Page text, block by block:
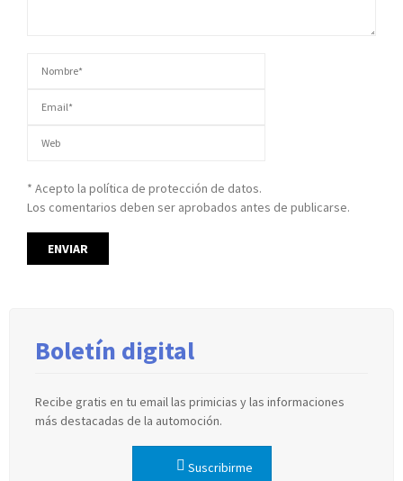
* Acepto la política de protección de datos.
Los comentarios deben ser aprobados antes de publicarse.
Boletín digital
Recibe gratis en tu email las primicias y las informaciones
más destacadas de la automoción.
Suscribirme